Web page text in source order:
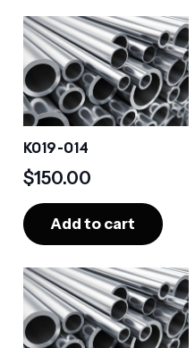
K019-014
$150.00
Add to cart